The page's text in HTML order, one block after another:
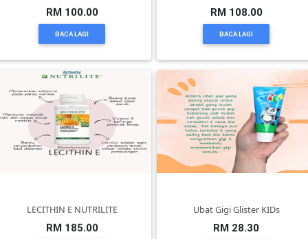
RM 100.00
BACA LAGI
RM 108.00
BACA LAGI
LECITHIN E NUTRILITE
RM 185.00
Ubat Gigi Glister KIDs
RM 28.30
KEDAH(13)
TERENGGANU(12)
SABAH(0)
JOHOR(8)